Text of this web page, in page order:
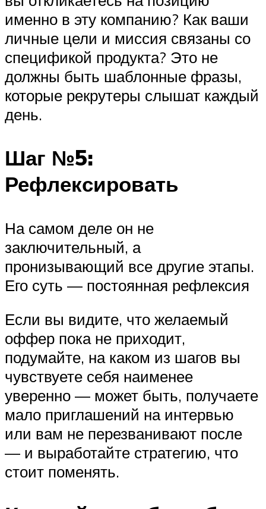
именно в эту компанию? Как ваши
личные цели и миссия связаны со
спецификой продукта? Это не
должны быть шаблонные фразы,
которые рекрутеры слышат каждый
день.
Шаг №5:
Рефлексировать
На самом деле он не
заключительный, а
пронизывающий все другие этапы.
Его суть — постоянная рефлексия
Если вы видите, что желаемый
оффер пока не приходит,
подумайте, на каком из шагов вы
чувствуете себя наименее
уверенно — может быть, получаете
мало приглашений на интервью
или вам не перезванивают после
— и выработайте стратегию, что
стоит поменять.